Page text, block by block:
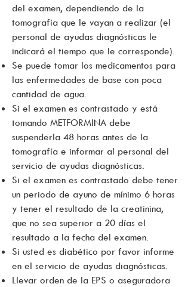
del examen, dependiendo de la
tomografía que le vayan a realizar (el
personal de ayudas diagnósticas le
indicará el tiempo que le corresponde).
Se puede tomar los medicamentos para
las enfermedades de base con poca
cantidad de agua.
Si el examen es contrastado y está
tomando METFORMINA debe
suspenderla 48 horas antes de la
tomografía e informar al personal del
servicio de ayudas diagnósticas.
Si el examen es contrastado debe tener
un periodo de ayuno de mínimo 6 horas
y tener el resultado de la creatinina,
que no sea superior a 20 días el
resultado a la fecha del examen.
Si usted es diabético por favor informe
en el servicio de ayudas diagnósticas.
Llevar orden de la EPS o aseguradora